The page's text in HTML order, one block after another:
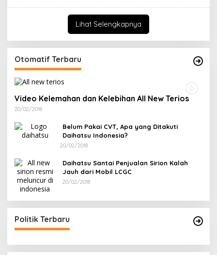
Lihat Selengkapnya
Otomatif Terbaru
Video Kelemahan dan Kelebihan All New Terios
20/02/2018
Belum Pakai CVT, Apa yang Ditakuti
Daihatsu Indonesia?
20/02/2018
Daihatsu Santai Penjualan Sirion Kalah
Jauh dari Mobil LCGC
20/02/2018
Politik Terbaru